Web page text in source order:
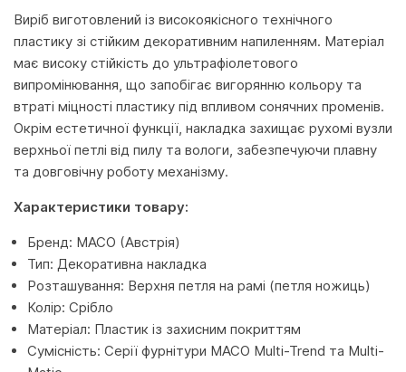
Виріб виготовлений із високоякісного технічного
пластику зі стійким декоративним напиленням. Матеріал
має високу стійкість до ультрафіолетового
випромінювання, що запобігає вигорянню кольору та
втраті міцності пластику під впливом сонячних променів.
Окрім естетичної функції, накладка захищає рухомі вузли
верхньої петлі від пилу та вологи, забезпечуючи плавну
та довговічну роботу механізму.
Характеристики товару:
Бренд: MACO (Австрія)
Тип: Декоративна накладка
Розташування: Верхня петля на рамі (петля ножиць)
Колір: Срібло
Матеріал: Пластик із захисним покриттям
Сумісність: Серії фурнітури MACO Multi-Trend та Multi-